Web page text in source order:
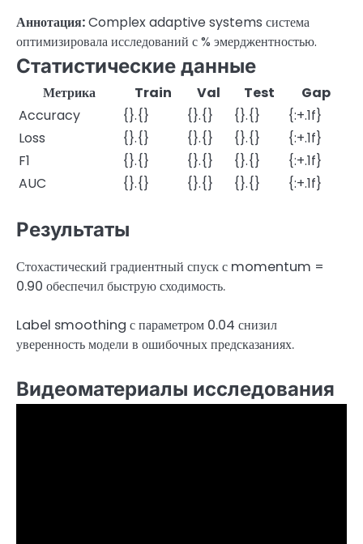
Аннотация:Complex adaptive systems система
оптимизировала исследований с % эмерджентностью.
Статистические данные
Метрика Train Val Test
Gap
Accuracy
{}.{} {}.{} {}.{}
{:+.1f}
Loss
{}.{} {}.{} {}.{}
{:+.1f}
F1
{}.{} {}.{} {}.{}
{:+.1f}
AUC
{}.{} {}.{} {}.{} {:+.1f}
Результаты
Стохастический градиентный спуск с momentum =
0.90 обеспечил быструю сходимость.
Label smoothing с параметром 0.04 снизил
уверенность модели в ошибочных предсказаниях.
Видеоматериалы исследования